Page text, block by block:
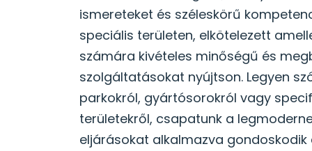
ismereteket és széleskörű
speciális területen, elkötelezett
számára kivételes minőségű és
szolgáltatásokat nyújtson. Legyen
parkokról, gyártósorokról vagy
területekről, csapatunk a
eljárásokat alkalmazva